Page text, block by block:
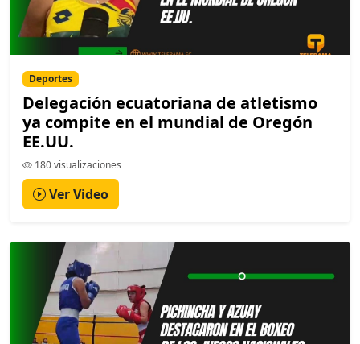
Deportes
Delegación ecuatoriana de atletismo
ya compite en el mundial de Oregón
EE.UU.
180 visualizaciones
Ver Video